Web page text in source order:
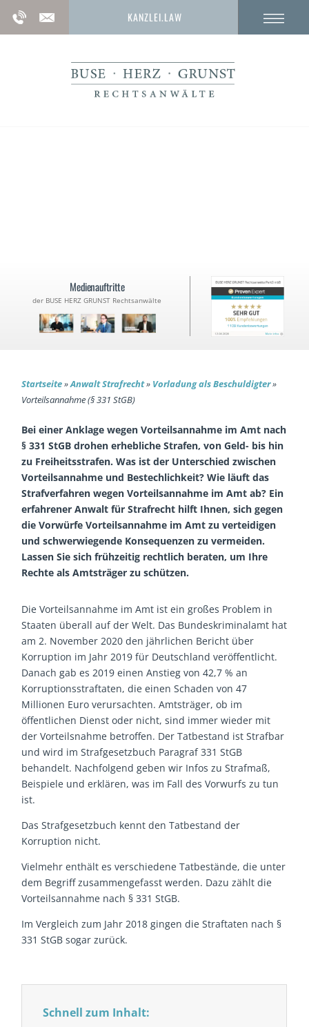
KANZLEI.LAW
Medienauftritte
der BUSE HERZ GRUNST Rechtsanwälte
Startseite»Anwalt Strafrecht» Vorladung als Beschuldigter»
Vorteilsannahme (§ 331 StGB)
Bei einer Anklage wegen Vorteilsannahme im Amt nach
§ 331 StGB drohen erhebliche Strafen, von Geld- bis hin
zu Freiheitsstrafen. Was ist der Unterschied zwischen
Vorteilsannahme und Bestechlichkeit? Wie läuft das
Strafverfahren wegen Vorteilsannahme im Amt ab? Ein
erfahrener Anwalt für Strafrecht hilft Ihnen, sich gegen
die Vorwürfe Vorteilsannahme im Amt zu verteidigen
und schwerwiegende Konsequenzen zu vermeiden.
Lassen Sie sich frühzeitig rechtlich beraten, um Ihre
Rechte als Amtsträger zu schützen.
Die Vorteilsannahme im Amt ist ein großes Problem in
Staaten überall auf der Welt. Das Bundeskriminalamt hat
am 2. November 2020 den jährlichen Bericht über
Korruption im Jahr 2019 für Deutschland veröffentlicht.
Danach gab es 2019 einen Anstieg von 42,7 % an
Korruptionsstraftaten, die einen Schaden von 47
Millionen Euro verursachten. Amtsträger, ob im
öffentlichen Dienst oder nicht, sind immer wieder mit
der Vorteilsnahme betroffen. Der Tatbestand ist Strafbar
und wird im Strafgesetzbuch Paragraf 331 StGB
behandelt. Nachfolgend geben wir Infos zu Strafmaß,
Beispiele und erklären, was im Fall des Vorwurfs zu tun
ist.
Das Strafgesetzbuch kennt den Tatbestand der
Korruption nicht.
Vielmehr enthält es verschiedene Tatbestände, die unter
dem Begriff zusammengefasst werden. Dazu zählt die
Vorteilsannahme nach § 331 StGB.
Im Vergleich zum Jahr 2018 gingen die Straftaten nach §
331 StGB sogar zurück.
Schnell zum Inhalt: